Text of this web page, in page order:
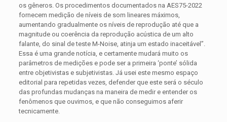
os gêneros. Os procedimentos documentados na AES75-2022
fornecem medição de níveis de som lineares máximos,
aumentando gradualmente os níveis de reprodução até que a
magnitude ou coerência da reprodução acústica de um alto
falante, do sinal de teste M-Noise, atinja um estado inaceitável”.
Essa é uma grande notícia, e certamente mudará muito os
parâmetros de medições e pode ser a primeira ‘ponte’ sólida
entre objetivistas e subjetivistas. Já usei este mesmo espaço
editorial para repetidas vezes, defender que este será o século
das profundas mudanças na maneira de medir e entender os
fenômenos que ouvimos, e que não conseguimos aferir
tecnicamente.